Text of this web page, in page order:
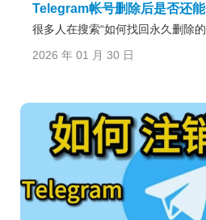
Telegram帐号删除后是否还能
很多人在搜索“如何找回永久删除的
2026 年 01 月 30 日